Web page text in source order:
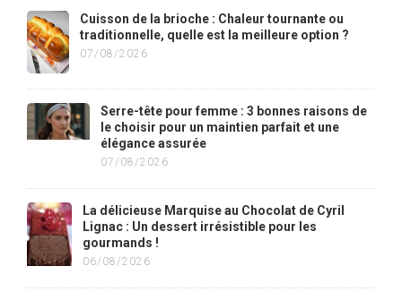
Cuisson de la brioche : Chaleur tournante ou
traditionnelle, quelle est la meilleure option ?
07/08/2026
Serre-tête pour femme : 3 bonnes raisons de
le choisir pour un maintien parfait et une
élégance assurée
07/08/2026
La délicieuse Marquise au Chocolat de Cyril
Lignac : Un dessert irrésistible pour les
gourmands !
06/08/2026